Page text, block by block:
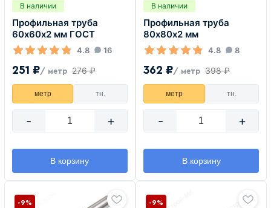
В наличии
Профильная труба
60х60х2 мм ГОСТ
4.8 16
251 ₽/ метр 276 ₽
метр тн.
- +
В корзину
В наличии
Профильная труба
80х80х2 мм
4.8 8
362 ₽/ метр 398 ₽
метр тн.
- +
В корзину
-9% -9%